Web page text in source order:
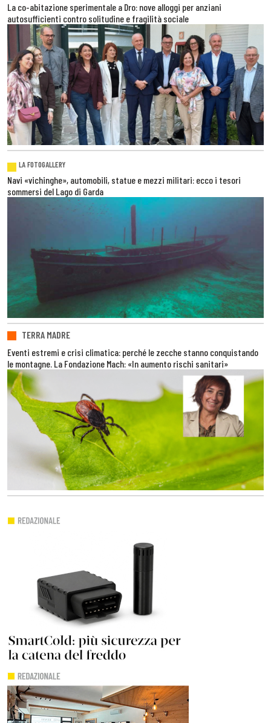
La co-abitazione sperimentale a Dro: nove alloggi per anziani
autosufficienti contro solitudine e fragilità sociale
LA FOTOGALLERY
Navi «vichinghe», automobili, statue e mezzi militari: ecco i tesori
sommersi del Lago di Garda
TERRA MADRE
Eventi estremi e crisi climatica: perché le zecche stanno conquistando
le montagne. La Fondazione Mach: «In aumento rischi sanitari»